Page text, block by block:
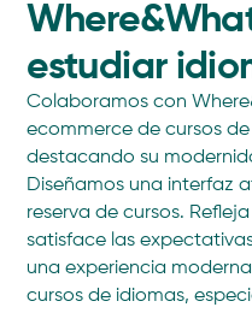
estudiar
Colaboramos con
ecommerce de cursos
destacando su
Diseñamos una interfaz
reserva de cursos.
satisface las
una experiencia
cursos de idiomas,